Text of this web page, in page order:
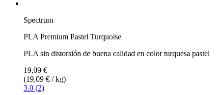
Spectrum
PLA Premium Pastel Turquoise
PLA sin distorsión de buena calidad en color turquesa pastel
19,09 €
(19,09 € / kg)
3.0 (2)